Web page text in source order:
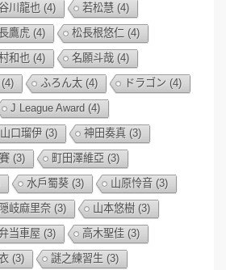
川龍也 (4) 若松慧 (4)
鷹虎 (4) 松長根悠仁 (4)
和也 (4) 名願斗哉 (4)
(4) ふろん太 (4) ドラゴン (4)
J League Award (4)
山口瑠伊 (3) 神田奏真 (3)
(3) 町田澤維亞 (3)
水戶蜀葵 (3) 山原怜音 (3)
隠岐麻里奈 (3) 山本悠樹 (3)
当車屋 (3) 高木聖佳 (3)
(3) 謎之練習生 (3)